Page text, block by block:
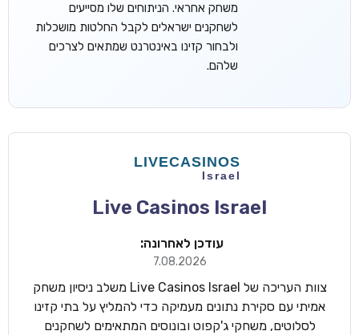
משחק אחראי. הניתוחים שלו מסייעים
לשחקנים ישראלים לקבל החלטות מושכלות
ולבחור קזינו באינטרנט שמתאים לצרכים
שלהם.
Live Casinos Israel
עודכן לאחרונה:
7.08.2026
צוות העריכה של Live Casinos Israel משלב ניסיון משחק
אמיתי עם סקירת נתונים מעמיקה כדי להמליץ על בתי קזינו
לסלוטים, משחקי ג'קפוט ובונוסים המתאימים לשחקנים